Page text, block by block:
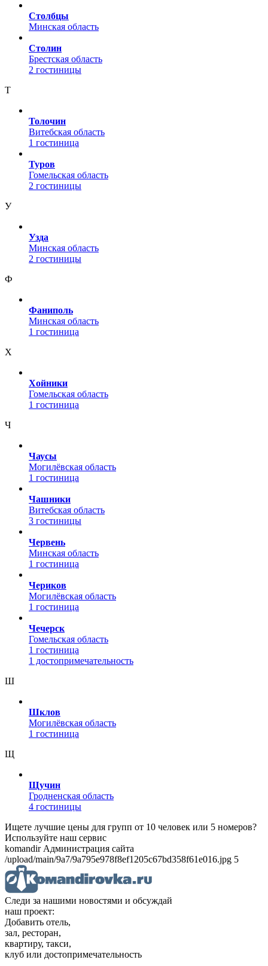
Столбцы
Минская область
Столин
Брестская область
2 гостиницы
Т
Толочин
Витебская область
1 гостиница
Туров
Гомельская область
2 гостиницы
У
Узда
Минская область
2 гостиницы
Ф
Фаниполь
Минская область
1 гостиница
Х
Хойники
Гомельская область
1 гостиница
Ч
Чаусы
Могилёвская область
1 гостиница
Чашники
Витебская область
3 гостиницы
Червень
Минская область
1 гостиница
Чериков
Могилёвская область
1 гостиница
Чечерск
Гомельская область
1 гостиница
1 достопримечательность
Ш
Шклов
Могилёвская область
1 гостиница
Щ
Щучин
Гродненская область
4 гостиницы
Ищете лучшие цены для групп от 10 человек или 5 номеров?
Используйте наш сервис
komandir Администрация сайта
/upload/main/9a7/9a795e978f8ef1205c67bd358f61e016.jpg 5
Следи за нашими новостями и обсуждай
наш проект:
Добавить отель,
зал, ресторан,
квартиру, такси,
клуб или достопримечательность